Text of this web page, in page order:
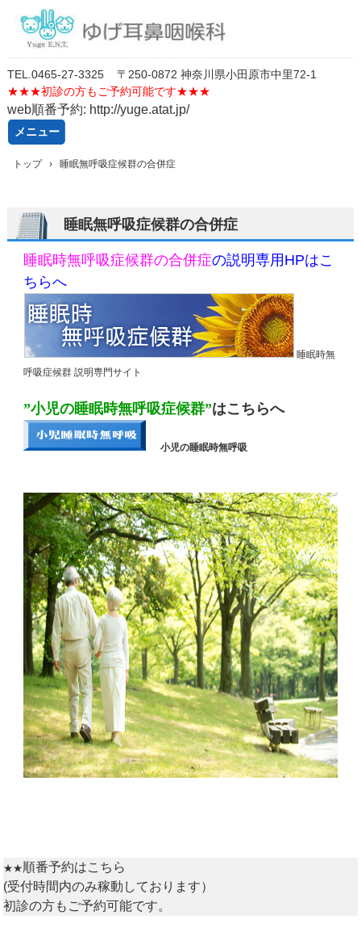
TEL. 0465-27-3325
〒250-0872 神奈川県小田原市中里72-1
★★★初診の方もご予約可能です★★★
web順番予約: http://yuge.atat.jp/
メニュー
トップ › 睡眠無呼吸症候群の合併症
睡眠無呼吸症候群の合併症
睡眠時無呼吸症候群の合併症の説明専用HPはこ
ちらへ
睡眠時無
呼吸症候群 説明専門サイト
”小児の睡眠時無呼吸症候群”はこちらへ
小児の睡眠時無呼吸
★★順番予約はこちら
(受付時間内のみ稼動しております）
初診の方もご予約可能です。